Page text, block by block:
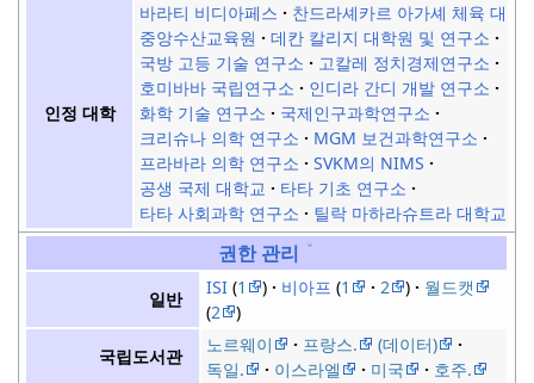
인정 대학
바라티 비디아페스
찬드라셰카르 아가셰 체육 대학
중앙수산교육원
데칸 칼리지 대학원 및 연구소
국방 고등 기술 연구소
고칼레 정치경제연구소
호미바바 국립연구소
인디라 간디 개발 연구소
화학 기술 연구소
국제인구과학연구소
크리슈나 의학 연구소
MGM 보건과학연구소
프라바라 의학 연구소
SVKM의 NIMS
공생 국제 대학교
타타 기초 연구소
타타 사회과학 연구소
틸락 마하라슈트라 대학교
권한 관리
일반
ISI 1 비아프 1 2
월드캣
2
국립도서관
노르웨이 프랑스.
(데이터)
독일.
이스라엘 미국
호주.